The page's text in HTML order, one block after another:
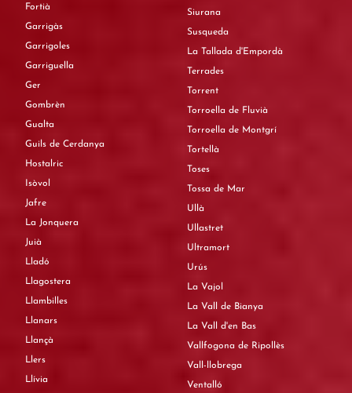
Fortià
Garrigàs
Garrigoles
Garriguella
Ger
Gombrèn
Gualta
Guils de Cerdanya
Hostalric
Isòvol
Jafre
La Jonquera
Juià
Lladó
Llagostera
Llambilles
Llanars
Llançà
Llers
Llívia
Siurana
Susqueda
La Tallada d'Empordà
Terrades
Torrent
Torroella de Fluvià
Torroella de Montgrí
Tortellà
Toses
Tossa de Mar
Ullà
Ullastret
Ultramort
Urús
La Vajol
La Vall de Bianya
La Vall d'en Bas
Vallfogona de Ripollès
Vall-llobrega
Ventalló